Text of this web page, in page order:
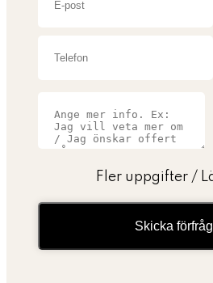
Fler uppgifter /
Skicka